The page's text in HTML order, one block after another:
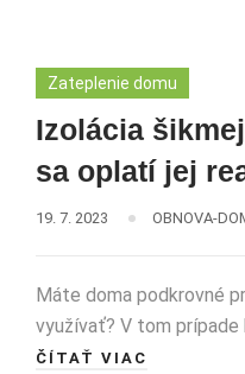
Zateplenie domu
Izolácia
sa oplatí jej
19. 7. 2023 OBNOVA-
Máte doma podkrovné
využívať? V tom
ČÍTAŤ VIAC